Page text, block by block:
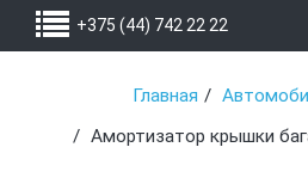
+375 (44) 742 22 22
Главная
Амортизатор крышки